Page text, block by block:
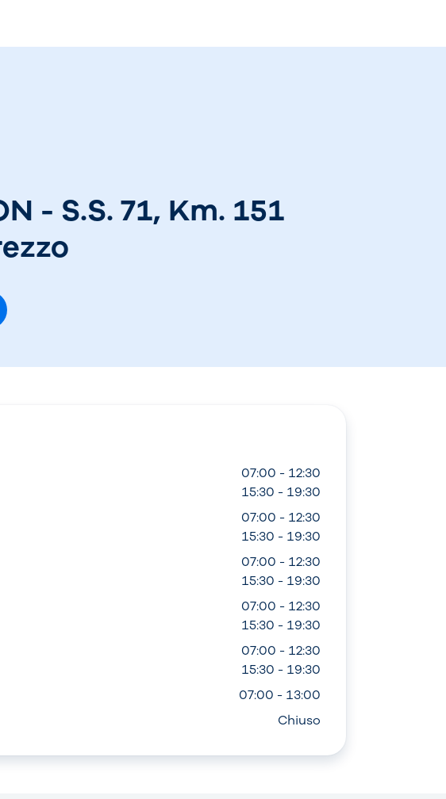
- S.S. 71, Km. 151
07:00 - 12:30
15:30 - 19:30
07:00 - 12:30
15:30 - 19:30
07:00 - 12:30
15:30 - 19:30
07:00 - 12:30
15:30 - 19:30
07:00 - 12:30
15:30 - 19:30
07:00 - 13:00
Chiuso